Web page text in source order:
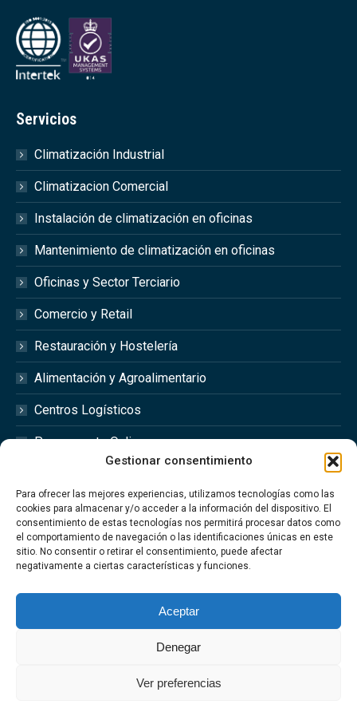
Gestionar consentimiento
Para ofrecer las mejores experiencias, utilizamos tecnologías como las
cookies para almacenar y/o acceder a la información del dispositivo. El
consentimiento de estas tecnologías nos permitirá procesar datos como
el comportamiento de navegación o las identificaciones únicas en este
sitio. No consentir o retirar el consentimiento, puede afectar
negativamente a ciertas características y funciones.
Aceptar
Denegar
Ver preferencias
Servicios
Climatización Industrial
Climatizacion Comercial
Instalación de climatización en oficinas
Mantenimiento de climatización en oficinas
Oficinas y Sector Terciario
Comercio y Retail
Restauración y Hostelería
Alimentación y Agroalimentario
Centros Logísticos
Presupuesto Online
Redes Sociales
Síguenos en las redes sociales @optimfred_
#Optimfred #OptimfredClimatizacionIndustrial
#OptimfredIndustrial #MantenimientoIndustrial
#Climatizacion
Política de privacidad·Política de Cookies